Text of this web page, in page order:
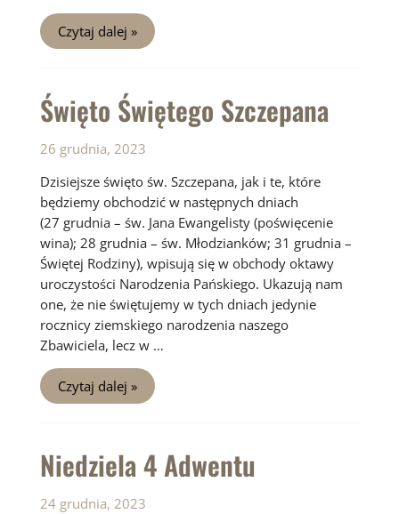
Niedziela
po
Bożym
Czytaj dalej »
Święto Świętego Szczepana
26 grudnia, 2023
Dzisiejsze święto św. Szczepana, jak i te, które
będziemy obchodzić w następnych dniach
(27 grudnia – św. Jana Ewangelisty (poświęcenie
wina); 28 grudnia – św. Młodzianków; 31 grudnia –
Świętej Rodziny), wpisują się w obchody oktawy
uroczystości Narodzenia Pańskiego. Ukazują nam
one, że nie świętujemy w tych dniach jedynie
rocznicy ziemskiego narodzenia naszego
Zbawiciela, lecz w …
Święto
Świętego
Szczepana
Czytaj dalej »
Niedziela 4 Adwentu
24 grudnia, 2023